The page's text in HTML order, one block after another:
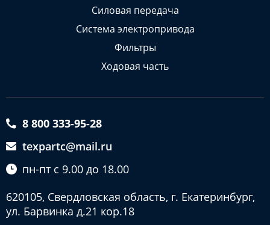
Силовая передача
Система электропривода
Фильтры
Ходовая часть
8 800 333-95-28
texpartc@mail.ru
пн-пт с 9.00 до 18.00
620105, Свердловская область, г. Екатеринбург,
ул. Барвинка д.21 кор.18